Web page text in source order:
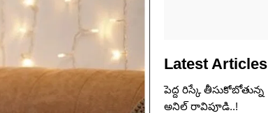
Latest Articles
పెద్ద రిస్కే తీసుకోబోతున్న
అనిల్ రావిపూడి..!